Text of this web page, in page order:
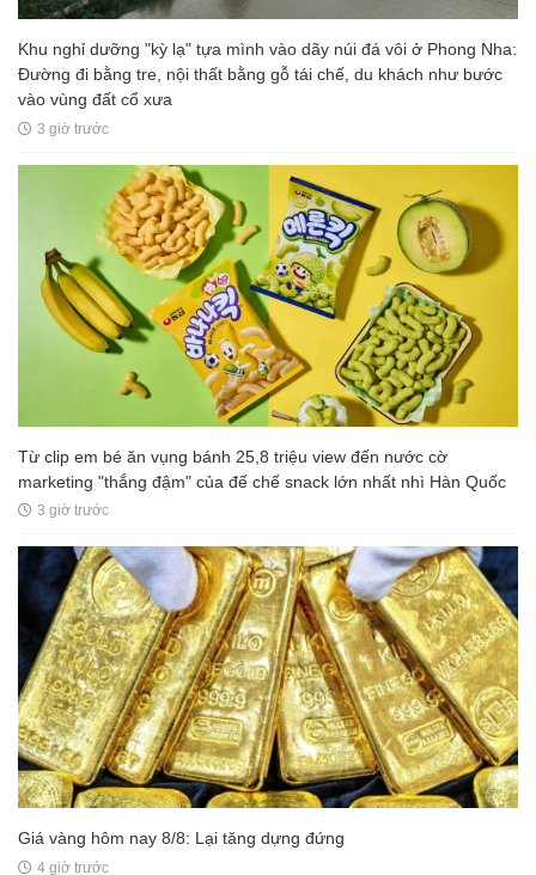
Khu nghỉ dưỡng "kỳ lạ" tựa mình vào dãy núi đá vôi ở Phong Nha:
Đường đi bằng tre, nội thất bằng gỗ tái chế, du khách như bước
vào vùng đất cổ xưa
3 giờ trước
Từ clip em bé ăn vụng bánh 25,8 triệu view đến nước cờ
marketing "thắng đậm" của đế chế snack lớn nhất nhì Hàn Quốc
3 giờ trước
Giá vàng hôm nay 8/8: Lại tăng dựng đứng
4 giờ trước